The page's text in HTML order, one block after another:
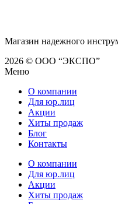
Магазин надежного
2026 © ООО “ЭКСПО”
Меню
О компании
Для юр.лиц
Акции
Хиты продаж
Блог
Контакты
О компании
Для юр.лиц
Акции
Хиты продаж